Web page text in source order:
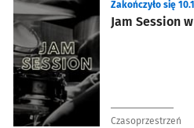
Jam Session
Zakończyło się
Czasoprzestrzeń